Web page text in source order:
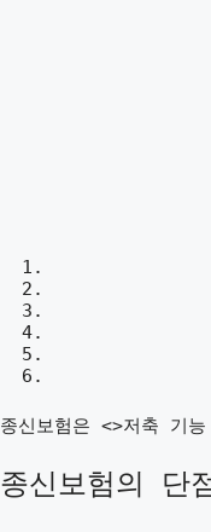
종신보험은 <>저축 기능
종신보험의 단